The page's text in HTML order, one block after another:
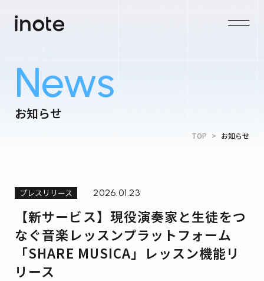
News
お知らせ
TOP > お知らせ
プレスリリース 2026.01.23
【新サービス】現役演奏家と生徒をつ
なぐ音楽レッスンプラットフォーム
「SHARE MUSICA」レッスン機能リ
リース